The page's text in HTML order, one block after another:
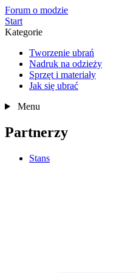
Forum o modzie
Start
Kategorie
Tworzenie ubrań
Nadruk na odzieży
Sprzęt i materiały
Jak się ubrać
Menu
Partnerzy
Stans